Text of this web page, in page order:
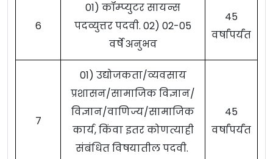
6
01) कॉम्प्युटर सायन्स
पदव्युत्तर पदवी. 02) 02-05
वर्षे अनुभव
45
वर्षांपर्यंत
7
01) उद्योजकता/व्यवसाय
प्रशासन/सामाजिक विज्ञान/
विज्ञान/वाणिज्य/सामाजिक
कार्य, किंवा इतर कोणत्याही
संबंधित विषयातील पदवी.
45
वर्षांपर्यंत